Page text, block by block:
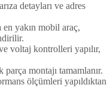
detayları ve adres
yakın mobil araç,
voltaj kontrolleri yapılır,
montajı tamamlanır.
ölçümleri yapıldıktan